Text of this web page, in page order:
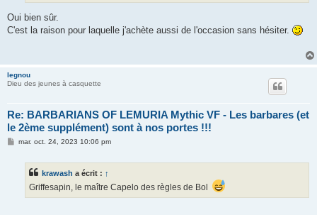
Oui bien sûr.
C'est la raison pour laquelle j'achète aussi de l'occasion sans hésiter.
legnou
Dieu des jeunes à casquette
Re: BARBARIANS OF LEMURIA Mythic VF - Les barbares (et
le 2ème supplément) sont à nos portes !!!
Mmar. oct. 24, 2023 10:06 pm
krawash a écrit : ↑
Griffesapin, le maître Capelo des règles de Bol